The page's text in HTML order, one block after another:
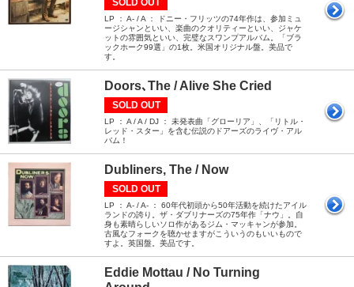
SOLD OUT
LP ： A- / A ： ドニー・フリッツの74年作は、参加ミュ
ージシャンといい、楽曲のクオリティーといい、ジャケ
ットの雰囲気といい、完璧なスワンプアルバム。「ブラ
ックホーク99選」の1枚。米国オリジナル盤。美品で
す。
Doors､The / Alive She Cried
SOLD OUT
LP ： A / A / DJ ： 未発表曲「グローリア」、「リトル・
レッド・スター」を含む伝説のドアーズのライヴ・アル
バム！
Dubliners, The / Now
SOLD OUT
LP ： A- / A- ： 60年代初頭から50年活動を続けたアイル
ランドの誇り。ザ・ダブリナーズの75年作「ナウ」。自
身も素晴らしいソロ作があるジム・マッキャンが参加。
古風なフォークを聴かせますがこういうのもいいもので
すよ。英国盤。美品です。
Eddie Mottau / No Turning